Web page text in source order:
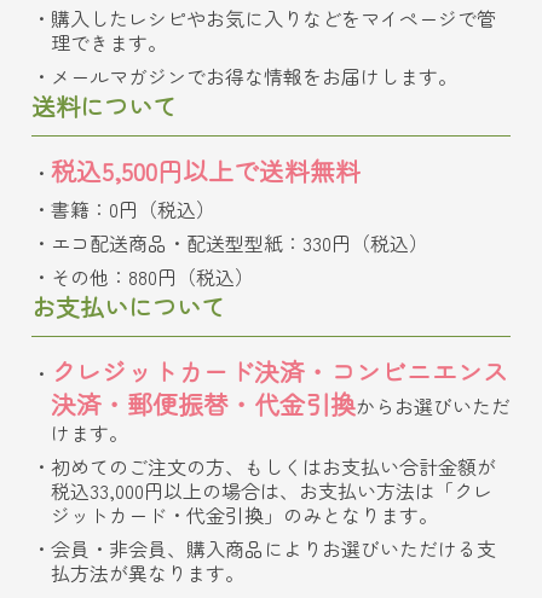
購入したレシピやお気に入りなどをマイページで管
理できます。
メールマガジンでお得な情報をお届けします。
送料について
税込5,500円以上で送料無料
書籍：0円（税込）
エコ配送商品・配送型型紙：330円（税込）
その他：880円（税込）
お支払いについて
クレジットカード決済・コンビニエンス
決済・郵便振替・代金引換からお選びいただ
けます。
初めてのご注文の方、もしくはお支払い合計金額が
税込33,000円以上の場合は、お支払い方法は「クレ
ジットカード・代金引換」のみとなります。
会員・非会員、購入商品によりお選びいただける支
払方法が異なります。